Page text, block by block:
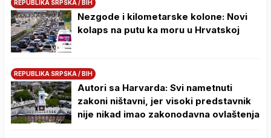
REPUBLIKA SRPSKA / BIH
Nezgode i kilometarske kolone: Novi
kolaps na putu ka moru u Hrvatskoj
REPUBLIKA SRPSKA / BIH
Autori sa Harvarda: Svi nametnuti
zakoni ništavni, jer visoki predstavnik
nije nikad imao zakonodavna ovlaštenja